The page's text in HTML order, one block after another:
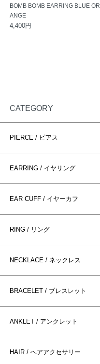
BOMB BOMB EARRING BLUE OR
ANGE
4,400円
CATEGORY
PIERCE / ピアス
EARRING / イヤリング
EAR CUFF / イヤーカフ
RING / リング
NECKLACE / ネックレス
BRACELET / ブレスレット
ANKLET / アンクレット
HAIR / ヘアアクセサリー